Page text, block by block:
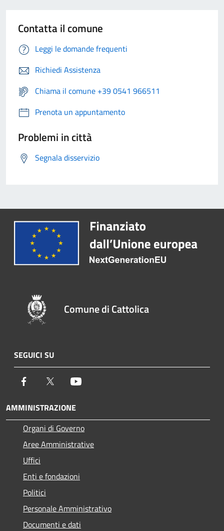
Contatta il comune
Leggi le domande frequenti
Richiedi Assistenza
Chiama il comune +39 0541 966511
Prenota un appuntamento
Problemi in città
Segnala disservizio
Comune di Cattolica
SEGUICI SU
Facebook Twitter
AMMINISTRAZIONE
Organi di Governo
Aree Amministrative
Uffici
Enti e fondazioni
Politici
Personale Amministrativo
Documenti e dati